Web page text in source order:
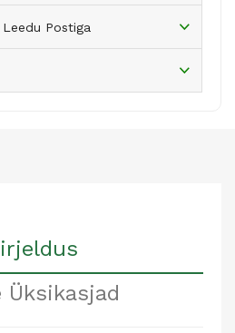
Postiga
Üksikasjad